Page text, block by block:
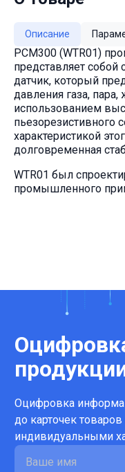
Описание
PCM300 (WTR01)
представляет
датчик, который
давления газа,
использованием
пьезорезистивного
характеристикой
долговременная
WTR01 был
промышленного
Оцифровка
до карточек
индивидуальными